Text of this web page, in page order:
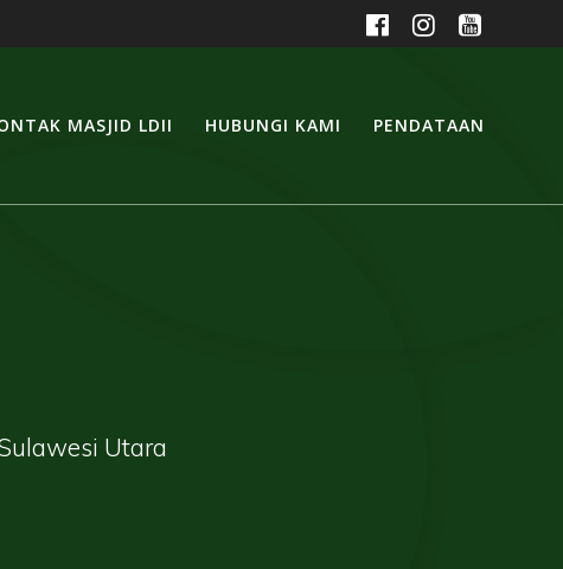
MASJID LDII HUBUNGI KAMI PENDATAAN
Utara